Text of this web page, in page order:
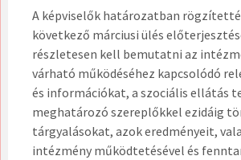
A képviselők határozatban
következő márciusi ülés
részletesen kell bemutatni az
várható működéséhez kapcsolódó
és információkat, a szociális ellátás
meghatározó szereplőkkel ezidáig
tárgyalásokat, azok eredményeit,
intézmény működtetésével és